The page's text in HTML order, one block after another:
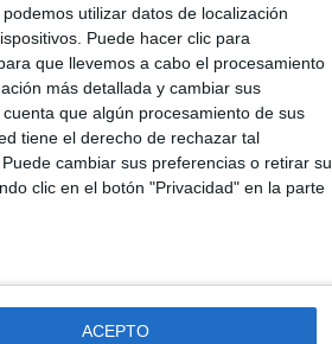
utilizar datos de localización
Puede hacer clic para
que llevemos a cabo el procesamiento
más detallada y cambiar sus
cuenta que algún procesamiento de sus
tiene el derecho de rechazar tal
cambiar sus preferencias o retirar su
clic en el botón "Privacidad" en la parte
ACEPTO